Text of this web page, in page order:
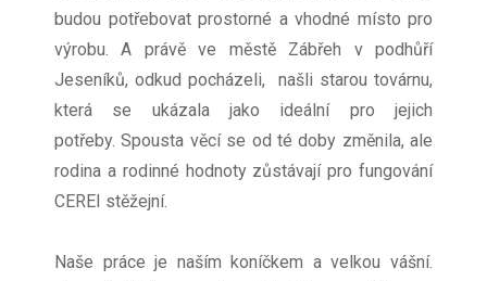
budou potřebovat prostorné a vhodné místo pro
výrobu. A právě ve městě Zábřeh v podhůří
Jeseníků, odkud pocházeli, našli starou továrnu,
která se ukázala jako ideální pro jejich
potřeby.Spousta věcí se od té doby změnila, ale
rodina a rodinné hodnoty zůstávají pro fungování
CEREI stěžejní.
Naše práce je naším koníčkem a velkou vášní.